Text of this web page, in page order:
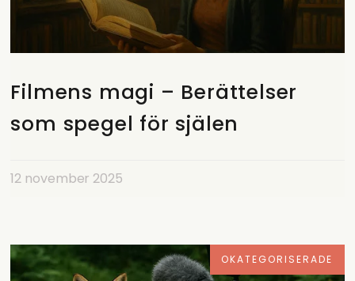
Filmens magi – Berättelser
som spegel för själen
12 november 2025
OKATEGORISERADE